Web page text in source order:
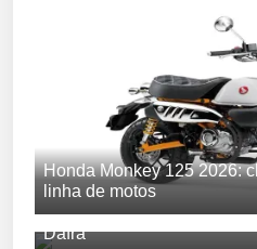
Honda Monkey 125 2026:
linha de motos
SYM NHR: descubra a
Dafra